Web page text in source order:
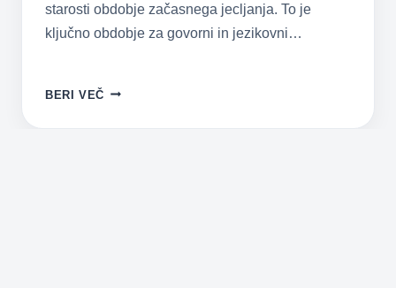
starosti obdobje začasnega jecljanja. To je
ključno obdobje za govorni in jezikovni…
BERI VEČ JECLJANJE
KAKO